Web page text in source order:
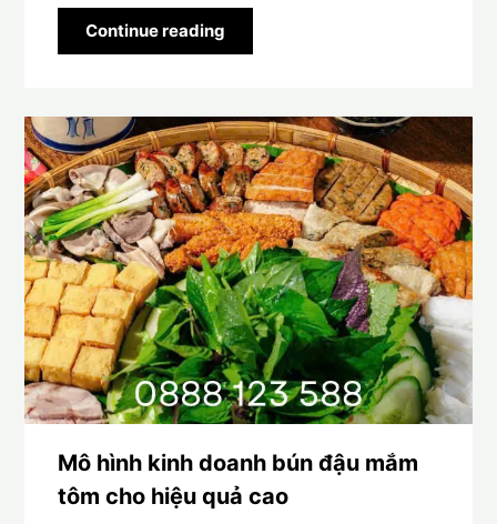
Continue reading
Mô hình kinh doanh bún đậu mắm
tôm cho hiệu quả cao